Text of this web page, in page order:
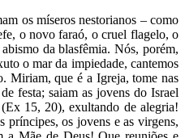
os míseros nestorianos – como
o novo faraó, o cruel flagelo, o
da blasfêmia. Nós, porém,
o mar da impiedade, cantemos
Miriam, que é a Igreja, tome nas
festa; saiam as jovens do Israel
15, 20), exultando de alegria!
príncipes, os jovens e as virgens,